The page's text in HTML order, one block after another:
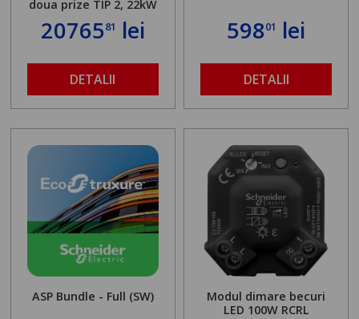
doua prize TIP 2, 22kW
2076581 lei
DETALII
59801 lei
DETALII
ASP Bundle - Full (SW)
Modul dimare becuri
LED 100W RCRL